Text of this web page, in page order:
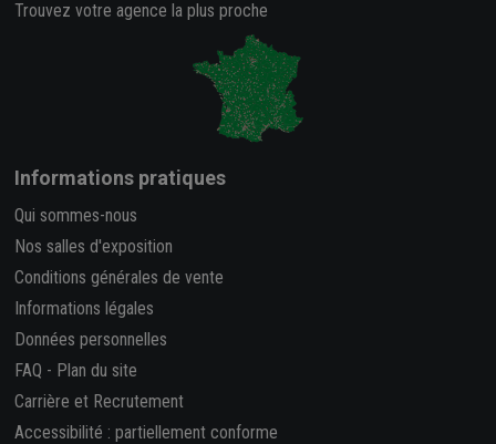
Trouvez votre agence la plus proche
Informations pratiques
Qui sommes-nous
Nos salles d'exposition
Conditions générales de vente
Informations légales
Données personnelles
FAQ - Plan du site
Carrière et Recrutement
Accessibilité : partiellement conforme